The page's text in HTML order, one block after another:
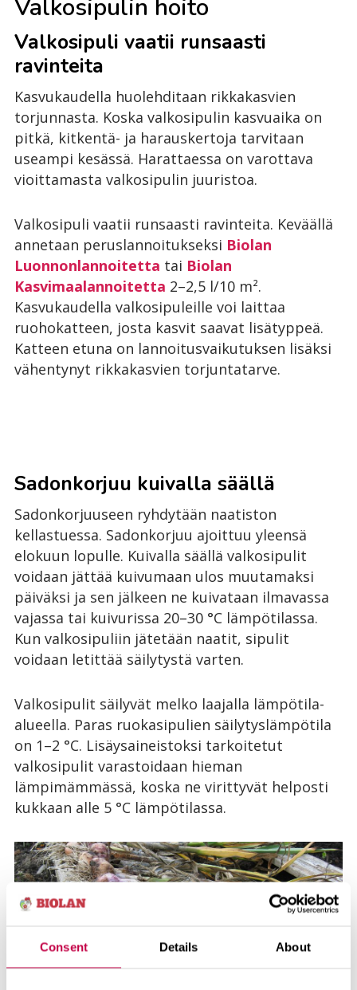
Consent Details About
Valkosipulin hoito
Valkosipuli vaatii runsaasti
ravinteita
Kasvukaudella huolehditaan rikkakasvien
torjunnasta. Koska valkosipulin kasvuaika on
pitkä, kitkentä- ja harauskertoja tarvitaan
useampi kesässä. Harattaessa on varottava
vioittamasta valkosipulin juuristoa.
Valkosipuli vaatii runsaasti ravinteita. Keväällä
annetaan peruslannoitukseksi Biolan
Luonnonlannoitetta tai Biolan
Kasvimaalannoitetta 2–2,5 l/10 m².
Kasvukaudella valkosipuleille voi laittaa
ruohokatteen, josta kasvit saavat lisätyppeä.
Katteen etuna on lannoitusvaikutuksen lisäksi
vähentynyt rikkakasvien torjuntatarve.
Sadonkorjuu kuivalla säällä
Sadonkorjuuseen ryhdytään naatiston
kellastuessa. Sadonkorjuu ajoittuu yleensä
elokuun lopulle. Kuivalla säällä valkosipulit
voidaan jättää kuivumaan ulos muutamaksi
päiväksi ja sen jälkeen ne kuivataan ilmavassa
vajassa tai kuivurissa 20–30 °C lämpötilassa.
Kun valkosipuliin jätetään naatit, sipulit
voidaan letittää säilytystä varten.
Valkosipulit säilyvät melko laajalla lämpötila-
alueella. Paras ruokasipulien säilytyslämpötila
on 1–2 °C. Lisäysaineistoksi tarkoitetut
valkosipulit varastoidaan hieman
lämpimämmässä, koska ne virittyvät helposti
kukkaan alle 5 °C lämpötilassa.